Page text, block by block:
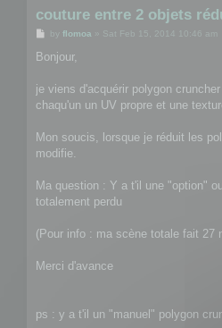
couture entre 2 objets
s
by flomoa Sat Feb 15, 2014 10:46 am
Bonjour,
je viens d'acquérir polygon
chaqu'un un UV propre et une
Mon soucis, lorsque je réduit les
modifie.
Ma question : Y a t'il une "option"
totalement perdu
(Pour info : ma scène totale fait 27
Merci d'avance
ps : y a t'il un "manuel" polygon